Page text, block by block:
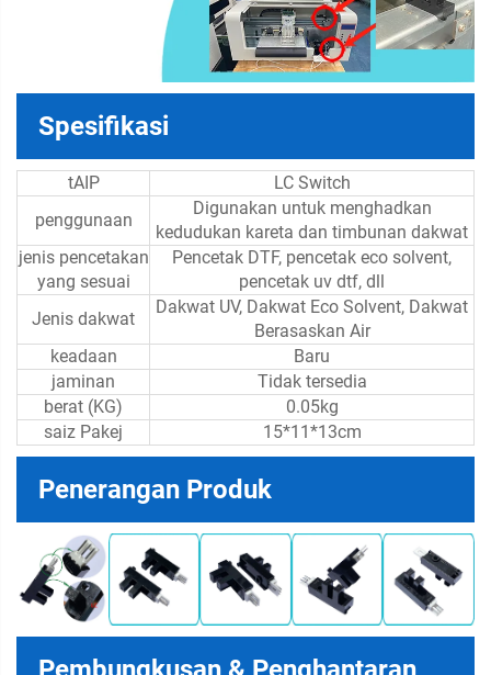
Spesifikasi
tAIP
LC Switch
penggunaan
Digunakan untuk menghadkan
kedudukan kareta dan timbunan dakwat
jenis pencetakan
yang sesuai
Pencetak DTF, pencetak eco solvent,
pencetak uv dtf, dll
Jenis dakwat
Dakwat UV, Dakwat Eco Solvent, Dakwat
Berasaskan Air
keadaan
Baru
jaminan
Tidak tersedia
berat (KG)
0.05kg
saiz Pakej
15*11*13cm
Penerangan Produk